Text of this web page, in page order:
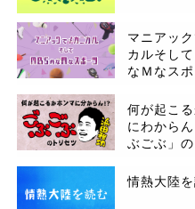
マニアッ
カルそし
なＭなス
何が起こ
にわから
ぶごぶ」
情熱大陸